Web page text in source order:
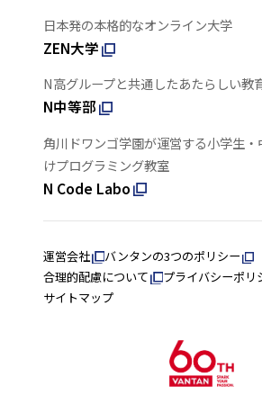
日本発の本格的なオンライン大学
ZEN大学
N高グループと共通したあたらしい教
N中等部
角川ドワンゴ学園が運営する小学生
けプログラミング教室
N Code Labo
運営会社
バンタンの3つのポリシー
合理的配慮について
プライバシーポリ
サイトマップ